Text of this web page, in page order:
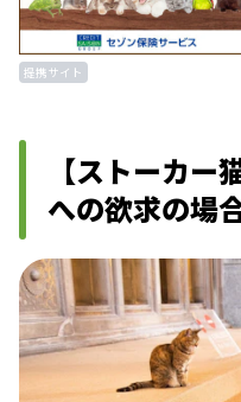
提携サイト
【ストーカ
への欲求の場